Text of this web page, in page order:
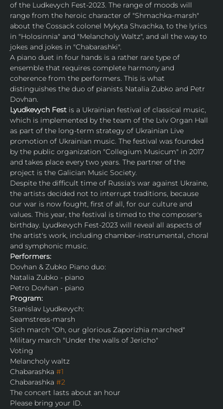
of the Ludkevуch Fest-2023. The range of moods will
range from the heroic character of "Shmachka-marsh"
about the Cossack colonel Mykyta Shvachka, to the lyrics
in "Holosinnіa" and "Melancholy Waltz", and all the way to
jokes and jokes in "Chabarashki".
A piano duet in four hands is a rather rare type of
ensemble that requires complete harmony and
coherence from the performers. This is what
distinguishes the duo of pianists Natalia Zubko and Petr
Dovhan.
Lyudkevуch Fest is a Ukrainian festival of classical music,
which is implemented by the team of the Lviv Organ Hall
as part of the long-term strategy of Ukrainian Live
promotion of Ukrainian music. The festival was founded
by the public organization "Collegium Musicum" in 2017
and takes place every two years. The partner of the
project is the Galician Music Society.
Despite the difficult time of Russia's war against Ukraine,
the artists decided not to interrupt traditions, because
our war is now fought, first of all, for our culture and
values. This year, the festival is timed to the composer's
birthday. Lyudkevуch Fest-2023 will reveal all aspects of
the artist's work, including chamber-instrumental, choral
and symphonic music.
Performers:
Dovhan & Zubko Piano duo:
Natalіa Zubko - piano
Petro Dovhan - piano
Program:
Stanislav Lyudkevуch:
Seamstress-marsh
Sich march "Oh, our glorious Zaporizhia marched"
Military march "Under the walls of Jericho"
Voting
Melancholy waltz
Chabarashka #1
Chabarashka #2
The concert lasts about an hour
Please bring your ID.